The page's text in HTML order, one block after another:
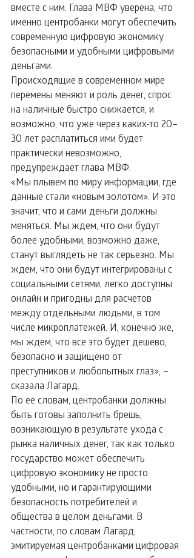
вместе с ним. Глава МВФ уверена, что
именно центробанки могут обеспечить
современную цифровую экономику
безопасными и удобными цифровыми
деньгами.
Происходящие в современном мире
перемены меняют и роль денег, спрос
на наличные быстро снижается, и
возможно, что уже через каких-то 20–
30 лет расплатиться ими будет
практически невозможно,
предупреждает глава МВФ.
«Мы плывем по миру информации, где
данные стали «новым золотом». И это
значит, что и сами деньги должны
меняться. Мы ждем, что они будут
более удобными, возможно даже,
станут выглядеть не так серьезно. Мы
ждем, что они будут интегрированы с
социальными сетями, легко доступны
онлайн и пригодны для расчетов
между отдельными людьми, в том
числе микроплатежей. И, конечно же,
мы ждем, что все это будет дешево,
безопасно и защищено от
преступников и любопытных глаз», –
сказала Лагард.
По ее словам, центробанки должны
быть готовы заполнить брешь,
возникающую в результате ухода с
рынка наличных денег, так как только
государство может обеспечить
цифровую экономику не просто
удобными, но и гарантирующими
безопасность потребителей и
общества в целом деньгами. В
частности, по словам Лагард,
эмитируемая центробанками цифровая